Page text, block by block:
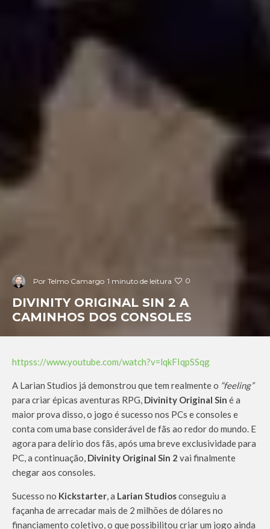
Por Telmo Camargo 1 minuto de leitura 0
DIVINITY ORIGINAL SIN 2 A
CAMINHOS DOS CONSOLES
httpss://www.youtube.com/watch?v=lqkFIqpSSqg
A Larian Studios já demonstrou que tem realmente o “feeling”
para criar épicas aventuras RPG, Divinity Original Sin é a
maior prova disso, o jogo é sucesso nos PCs e consoles e
conta com uma base considerável de fãs ao redor do mundo. E
agora para delírio dos fãs, após uma breve exclusividade para
PC, a continuação, Divinity Original Sin 2 vai finalmente
chegar aos consoles.
Sucesso no Kickstarter, a Larian Studiosconseguiu a
façanha de arrecadar mais de 2 milhões de dólares no
financiamento coletivo, o que possibilitou criar um jogo ainda